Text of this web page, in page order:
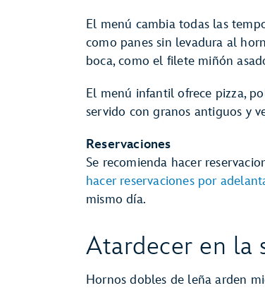
El menú cambia todas las
como panes sin levadura al
boca, como el filete miñón
El menú infantil ofrece pizza,
servido con granos antiguos y
Reservaciones
Se recomienda hacer
hacer reservaciones por
mismo día.
Atardecer en la
Hornos dobles de leña arden